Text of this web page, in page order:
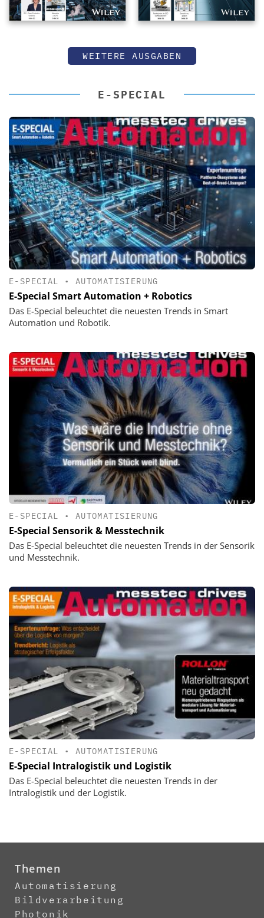
WEITERE AUSGABEN
E-SPECIAL
E-SPECIAL • AUTOMATISIERUNG
E-Special Smart Automation + Robotics
Das E-Special beleuchtet die neuesten Trends in Smart
Automation und Robotik.
E-SPECIAL • AUTOMATISIERUNG
E-Special Sensorik & Messtechnik
Das E-Special beleuchtet die neuesten Trends in der Sensorik
und Messtechnik.
E-SPECIAL • AUTOMATISIERUNG
E-Special Intralogistik und Logistik
Das E-Special beleuchtet die neuesten Trends in der
Intralogistik und der Logistik.
Themen
Automatisierung
Bildverarbeitung
Photonik